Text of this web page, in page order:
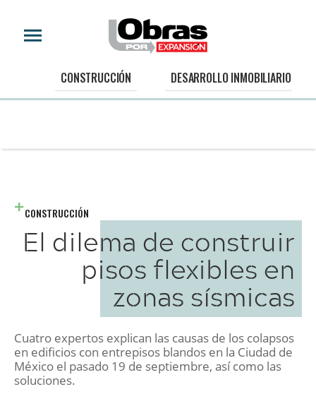
CONSTRUCCIÓN DESARROLLO INMOBILIARIO
CONSTRUCCIÓN
El dilema de construir
pisos flexibles en
zonas sísmicas
Cuatro expertos explican las causas de los colapsos
en edificios con entrepisos blandos en la Ciudad de
México el pasado 19 de septiembre, así como las
soluciones.